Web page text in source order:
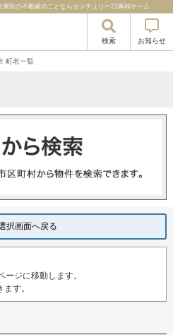
区の不動産のことならセンチュリー21興和ホーム
検索 お知らせ
町名一覧
択画面へ戻る
ジに移動します。
す。